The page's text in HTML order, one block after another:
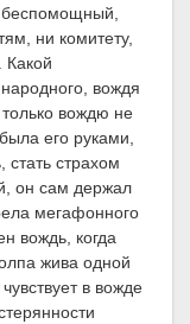
ни комитету,
Какой
вождя
вождю не
его руками,
страхом
он сам держал
мегафонного
вождь, когда
жива одной
в вожде